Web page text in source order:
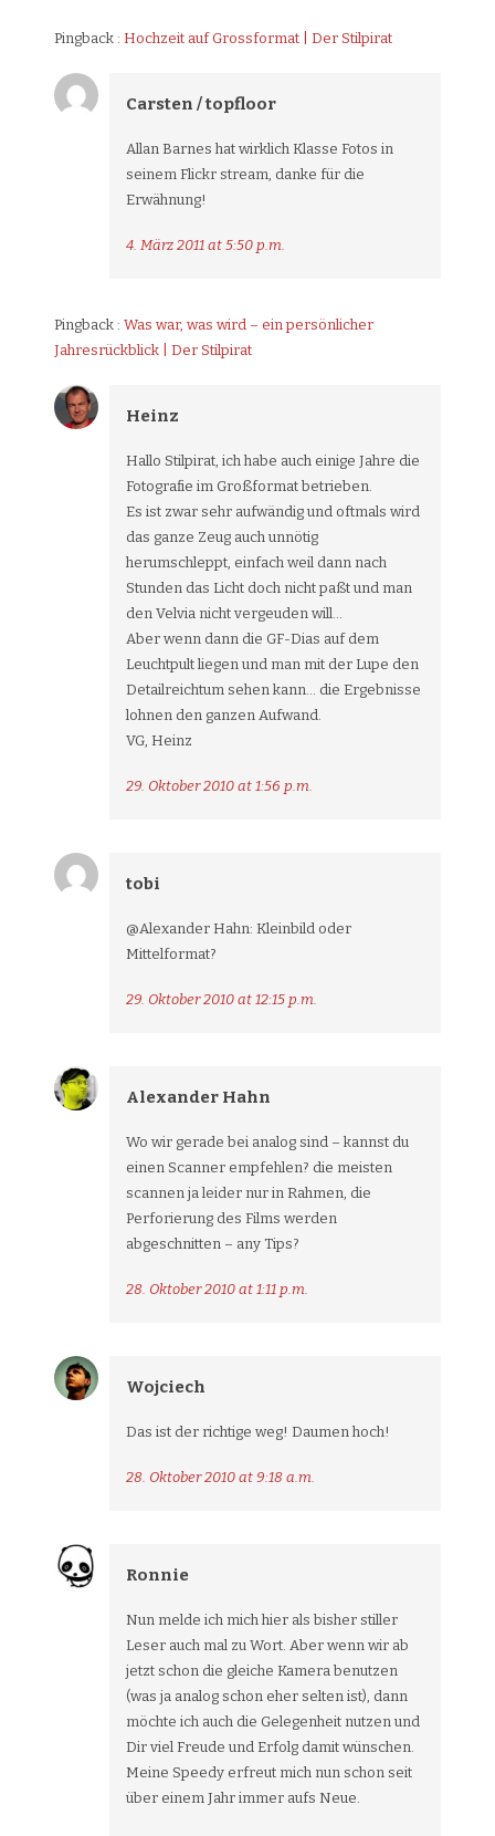
Pingback : Hochzeit auf Grossformat | Der Stilpirat
Carsten / topfloor
Allan Barnes hat wirklich Klasse Fotos in
seinem Flickr stream, danke für die
Erwähnung!
4. März 2011 at 5:50 p.m.
Pingback : Was war, was wird – ein persönlicher
Jahresrückblick | Der Stilpirat
Heinz
Hallo Stilpirat, ich habe auch einige Jahre die
Fotografie im Großformat betrieben.
Es ist zwar sehr aufwändig und oftmals wird
das ganze Zeug auch unnötig
herumschleppt, einfach weil dann nach
Stunden das Licht doch nicht paßt und man
den Velvia nicht vergeuden will…
Aber wenn dann die GF-Dias auf dem
Leuchtpult liegen und man mit der Lupe den
Detailreichtum sehen kann… die Ergebnisse
lohnen den ganzen Aufwand.
VG, Heinz
29. Oktober 2010 at 1:56 p.m.
tobi
@Alexander Hahn: Kleinbild oder
Mittelformat?
29. Oktober 2010 at 12:15 p.m.
Alexander Hahn
Wo wir gerade bei analog sind – kannst du
einen Scanner empfehlen? die meisten
scannen ja leider nur in Rahmen, die
Perforierung des Films werden
abgeschnitten – any Tips?
28. Oktober 2010 at 1:11 p.m.
Wojciech
Das ist der richtige weg! Daumen hoch!
28. Oktober 2010 at 9:18 a.m.
Ronnie
Nun melde ich mich hier als bisher stiller
Leser auch mal zu Wort. Aber wenn wir ab
jetzt schon die gleiche Kamera benutzen
(was ja analog schon eher selten ist), dann
möchte ich auch die Gelegenheit nutzen und
Dir viel Freude und Erfolg damit wünschen.
Meine Speedy erfreut mich nun schon seit
über einem Jahr immer aufs Neue.